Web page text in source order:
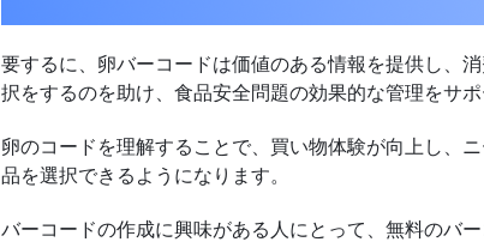
要するに、卵バーコードは価値のある情報を提供し、
択をするのを助け、食品安全問題の効果的な管理をサポ
卵のコードを理解することで、買い物体験が向上し、
品を選択できるようになります。
バーコードの作成に興味がある人にとって、無料のバ